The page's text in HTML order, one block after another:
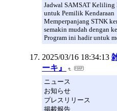
Jadwal SAMSAT Keliling
untuk Pemilik Kendaraan
Memperpanjang STNK
semakin mudah dengan
Program ini hadir untuk
2025/03/16 18:34:13
ーキ』
ニュース
お知らせ
プレスリリース
掲載報告